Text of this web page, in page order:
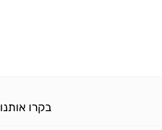
בקרו אותנו